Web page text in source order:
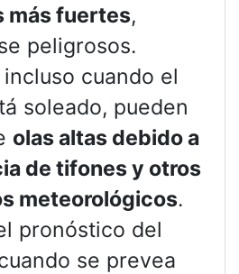
más fuertes,
peligrosos.
incluso cuando el
soleado, pueden
olas altas debido a
de tifones y otros
meteorológicos.
pronóstico del
se prevea